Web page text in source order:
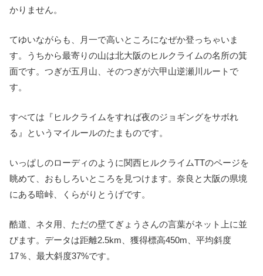
かりません。
てゆいながらも、月一で高いところになぜか登っちゃいま
す。うちから最寄りの山は北大阪のヒルクライムの名所の箕
面です。つぎが五月山、そのつぎが六甲山逆瀬川ルートで
す。
すべては『ヒルクライムをすれば夜のジョギングをサボれ
る』というマイルールのたまものです。
いっぱしのローディのように関西ヒルクライムTTのページを
眺めて、おもしろいところを見つけます。奈良と大阪の県境
にある暗峠、くらがりとうげです。
酷道、ネタ用、ただの壁てぎょうさんの言葉がネット上に並
びます。データは距離2.5km、獲得標高450m、平均斜度
17％、最大斜度37%です。